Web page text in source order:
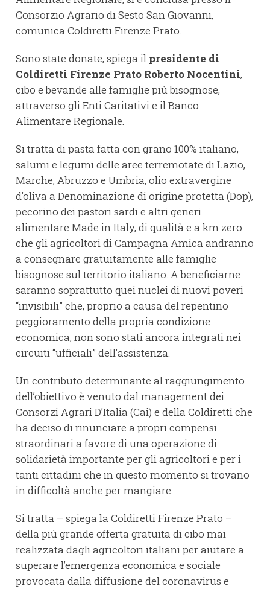
Consorzio Agrario di Sesto San Giovanni,
comunica Coldiretti Firenze Prato.
Sono state donate, spiega il presidente di
Coldiretti Firenze Prato Roberto Nocentini,
cibo e bevande alle famiglie più bisognose,
attraverso gli Enti Caritativi e il Banco
Alimentare Regionale.
Si tratta di pasta fatta con grano 100% italiano,
salumi e legumi delle aree terremotate di Lazio,
Marche, Abruzzo e Umbria, olio extravergine
d’oliva a Denominazione di origine protetta (Dop),
pecorino dei pastori sardi e altri generi
alimentare Made in Italy, di qualità e a km zero
che gli agricoltori di Campagna Amica andranno
a consegnare gratuitamente alle famiglie
bisognose sul territorio italiano. A beneficiarne
saranno soprattutto quei nuclei di nuovi poveri
“invisibili” che, proprio a causa del repentino
peggioramento della propria condizione
economica, non sono stati ancora integrati nei
circuiti “ufficiali” dell’assistenza.
Un contributo determinante al raggiungimento
dell’obiettivo è venuto dal management dei
Consorzi Agrari D’Italia (Cai) e della Coldiretti che
ha deciso di rinunciare a propri compensi
straordinari a favore di una operazione di
solidarietà importante per gli agricoltori e per i
tanti cittadini che in questo momento si trovano
in difficoltà anche per mangiare.
Si tratta – spiega la Coldiretti Firenze Prato –
della più grande offerta gratuita di cibo mai
realizzata dagli agricoltori italiani per aiutare a
superare l’emergenza economica e sociale
provocata dalla diffusione del coronavirus e